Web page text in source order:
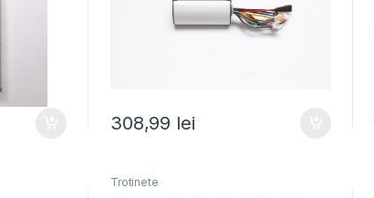
308,99 lei
Trotinete